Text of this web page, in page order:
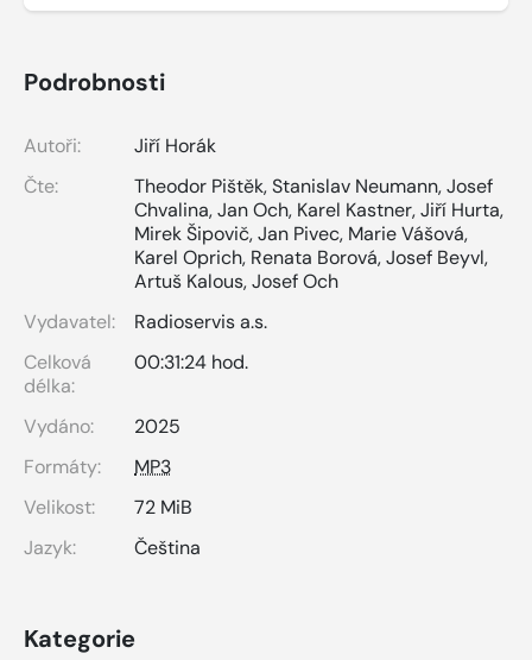
Podrobnosti
Autoři:
Jiří Horák
Čte:
Theodor Pištěk,Stanislav Neumann,Josef
Chvalina,Jan Och, Karel Kastner,Jiří Hurta,
Mirek Šipovič,Jan Pivec, Marie Vášová,
Karel Oprich, Renata Borová,Josef Beyvl,
Artuš Kalous,Josef Och
Vydavatel:
Radioservis a.s.
Celková
délka:
00:31:24 hod.
Vydáno:
2025
Formáty:
MP3
Velikost:
72 MiB
Jazyk:
Čeština
Kategorie